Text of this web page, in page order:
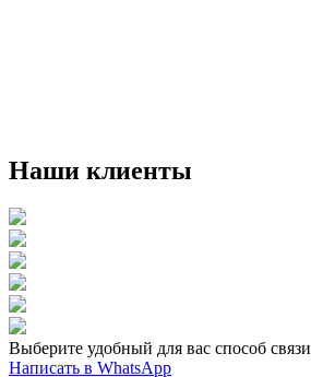
Наши клиенты
Выберите удобный для вас способ связи
Написать в WhatsApp